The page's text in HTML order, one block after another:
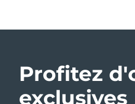
Profitez
exclusives